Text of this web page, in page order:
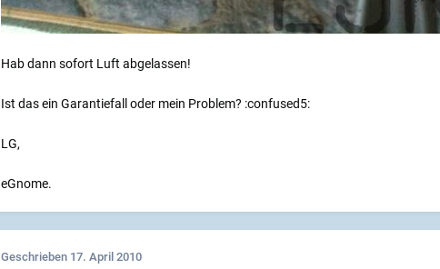
Hab dann sofort Luft abgelassen!
Ist das ein Garantiefall oder mein Problem? :confused5:
LG,
eGnome.
Geschrieben 17. April 2010